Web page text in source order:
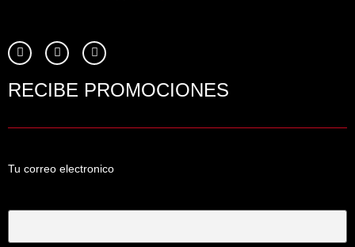
RECIBE PROMOCIONES
Tu correo electronico